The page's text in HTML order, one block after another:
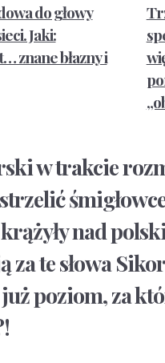
do głowy
Jaki:
znane błazny i
w trakcie
nad
za te słowa
poziom, za